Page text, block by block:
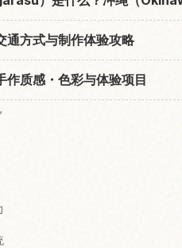
通方式与制作体验攻略
作质感・色彩与体验项目